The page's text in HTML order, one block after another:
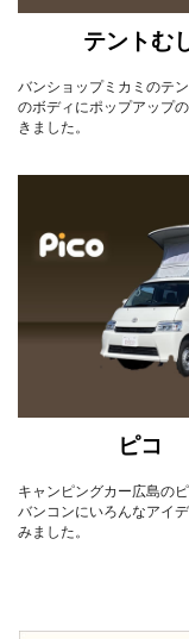
テントむ
バンショップミカミのテ
のボディにポップアップ
きました。
ピコ
キャンピングカー広島の
バンコンにいろんなアイ
みました。